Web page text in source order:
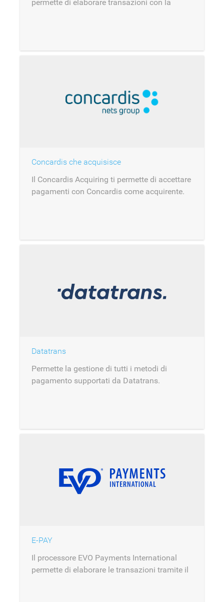
permette di elaborare transazioni con la
Concardis che acquisisce
Il Concardis Acquiring ti permette di accettare
pagamenti con Concardis come acquirente.
Datatrans
Permette la gestione di tutti i metodi di
pagamento supportati da Datatrans.
E-PAY
Il processore EVO Payments International
permette di elaborare le transazioni tramite il